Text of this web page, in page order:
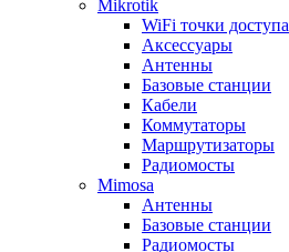
Mikrotik
WiFi точки доступа
Аксессуары
Антенны
Базовые станции
Кабели
Коммутаторы
Маршрутизаторы
Радиомосты
Mimosa
Антенны
Базовые станции
Радиомосты